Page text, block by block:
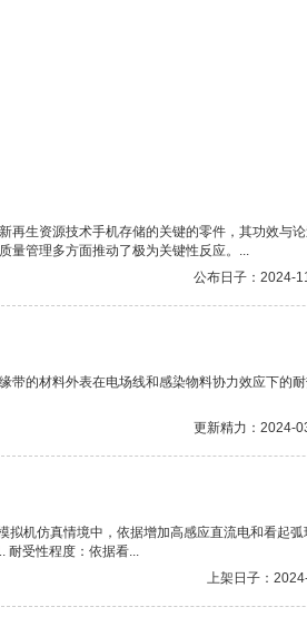
生资源技术手机存储的关键的零件，其功效与
量管理多方面推动了极为关键性反应。...
公布日子：2024-
的材料外表在电场线和感染物料协力效应下的
更新精力：2024-
机仿真情境中，依据增加高感应直流电和看起
耐受性程度：依据看...
上架日子：